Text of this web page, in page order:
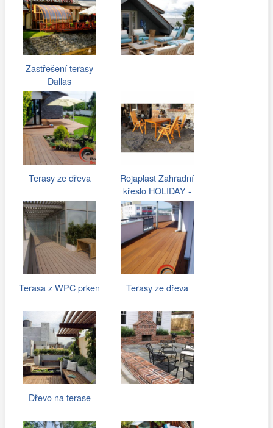
Zastřešení terasy
Dallas
Terasy ze dřeva
Rojaplast Zahradní
křeslo HOLIDAY -
lakované
Terasa z WPC prken Terasy ze dřeva
Dřevo na terase